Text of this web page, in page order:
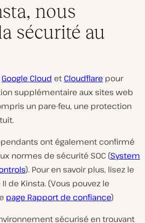
nous
sécurité au
Google Cloud et Cloudflare pour
supplémentaire aux sites web
un pare-feu, une protection
ont également confirmé
normes de sécurité SOC (System
). Pour en savoir plus, lisez le
II de Kinsta. (Vous pouvez le
page Rapport de confiance)
sécurisé en trouvant